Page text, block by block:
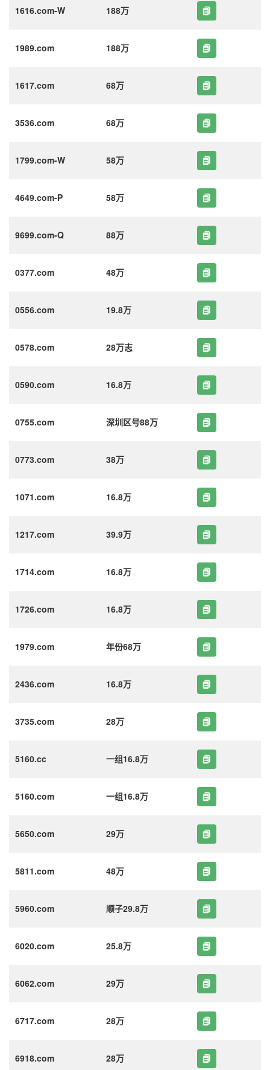
1616.com-W 188万
1989.com 188万
1617.com 68万
3536.com 68万
1799.com-W 58万
4649.com-P 58万
9699.com-Q 88万
0377.com 48万
0556.com 19.8万
0578.com 28万志
0590.com 16.8万
0755.com 深圳区号88万
0773.com 38万
1071.com 16.8万
1217.com 39.9万
1714.com 16.8万
1726.com 16.8万
1979.com 年份68万
2436.com 16.8万
3735.com 28万
5160.cc 一组16.8万
5160.com 一组16.8万
5650.com 29万
5811.com 48万
5960.com 顺子29.8万
6020.com 25.8万
6062.com 29万
6717.com 28万
6918.com 28万